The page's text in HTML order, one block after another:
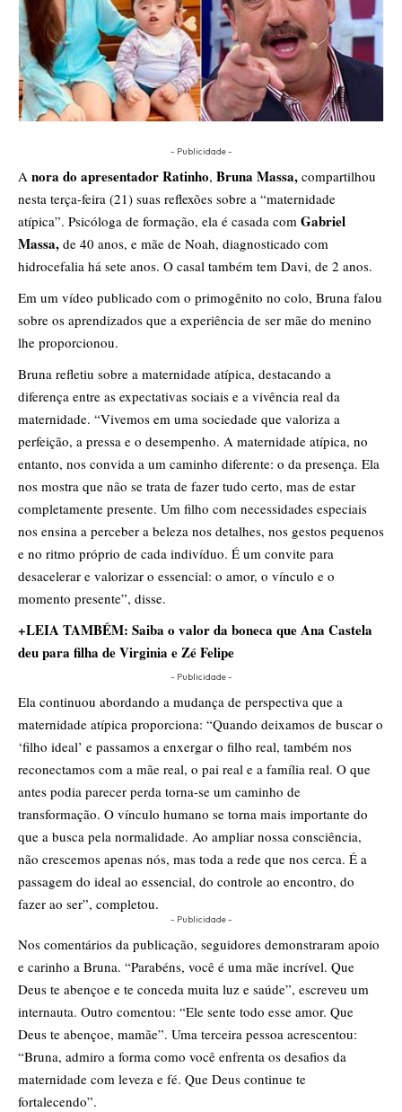
- Publicidade -
A nora do apresentador Ratinho, Bruna Massa, compartilhou
nesta terça-feira (21) suas reflexões sobre a “maternidade
atípica”. Psicóloga de formação, ela é casada com Gabriel
Massa, de 40 anos, e mãe de Noah, diagnosticado com
hidrocefalia há sete anos. O casal também tem Davi, de 2 anos.
Em um vídeo publicado com o primogênito no colo, Bruna falou
sobre os aprendizados que a experiência de ser mãe do menino
lhe proporcionou.
Bruna refletiu sobre a maternidade atípica, destacando a
diferença entre as expectativas sociais e a vivência real da
maternidade. “Vivemos em uma sociedade que valoriza a
perfeição, a pressa e o desempenho. A maternidade atípica, no
entanto, nos convida a um caminho diferente: o da presença. Ela
nos mostra que não se trata de fazer tudo certo, mas de estar
completamente presente. Um filho com necessidades especiais
nos ensina a perceber a beleza nos detalhes, nos gestos pequenos
e no ritmo próprio de cada indivíduo. É um convite para
desacelerar e valorizar o essencial: o amor, o vínculo e o
momento presente”, disse.
+LEIA TAMBÉM: Saiba o valor da boneca que Ana Castela
deu para filha de Virginia e Zé Felipe
- Publicidade -
Ela continuou abordando a mudança de perspectiva que a
maternidade atípica proporciona: “Quando deixamos de buscar o
‘filho ideal’ e passamos a enxergar o filho real, também nos
reconectamos com a mãe real, o pai real e a família real. O que
antes podia parecer perda torna-se um caminho de
transformação. O vínculo humano se torna mais importante do
que a busca pela normalidade. Ao ampliar nossa consciência,
não crescemos apenas nós, mas toda a rede que nos cerca. É a
passagem do ideal ao essencial, do controle ao encontro, do
fazer ao ser”, completou.
- Publicidade -
Nos comentários da publicação, seguidores demonstraram apoio
e carinho a Bruna. “Parabéns, você é uma mãe incrível. Que
Deus te abençoe e te conceda muita luz e saúde”, escreveu um
internauta. Outro comentou: “Ele sente todo esse amor. Que
Deus te abençoe, mamãe”. Uma terceira pessoa acrescentou:
“Bruna, admiro a forma como você enfrenta os desafios da
maternidade com leveza e fé. Que Deus continue te
fortalecendo”.